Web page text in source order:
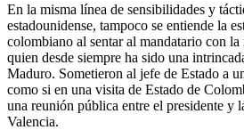
En la misma línea de sensibilidades y
estadounidense, tampoco se entiende la
colombiano al sentar al mandatario con la
quien desde siempre ha sido una
Maduro. Sometieron al jefe de Estado a
como si en una visita de Estado de
una reunión pública entre el presidente y
Valencia.